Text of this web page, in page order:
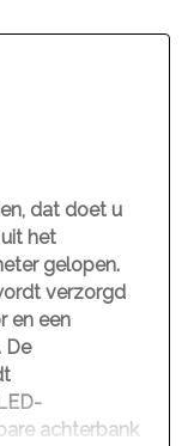
dat doet u
het
gelopen.
verzorgd
en een
De
achterbank